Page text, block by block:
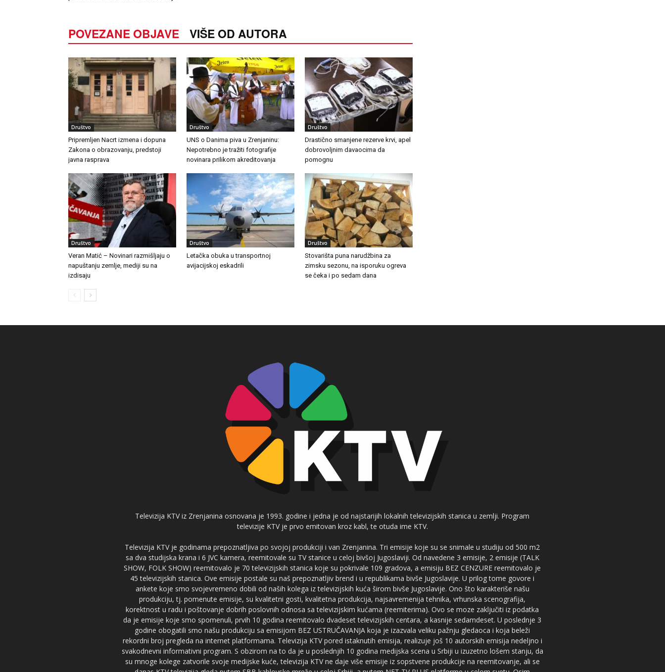
POVEZANE OBJAVE VIŠE OD AUTORA
Društvo
Pripremljen Nacrt izmena i dopuna
Zakona o obrazovanju, predstoji
javna rasprava
Društvo
UNS o Danima piva u Zrenjaninu:
Nepotrebno je tražiti fotografije
novinara prilikom akreditovanja
Društvo
Drastično smanjene rezerve krvi, apel
dobrovoljnim davaocima da
pomognu
Društvo
Veran Matić – Novinari razmišljaju o
napuštanju zemlje, mediji su na
izdisaju
Društvo
Letačka obuka u transportnoj
avijacijskoj eskadrili
Društvo
Stovarišta puna narudžbina za
zimsku sezonu, na isporuku ogreva
se čeka i po sedam dana
Televizija KTV iz Zrenjanina osnovana je 1993. godine i jedna je od najstarijih lokalnih televizijskih stanica u zemlji. Program
televizije KTV je prvo emitovan kroz kabl, te otuda ime KTV.
Televizija KTV je godinama prepoznatljiva po svojoj produkciji i van Zrenjanina. Tri emisije koje su se snimale u studiju od 500 m2
sa dva studijska krana i 6 JVC kamera, reemitovale su TV stanice u celoj bivšoj Jugoslaviji. Od navedene 3 emisije, 2 emisije (TALK
SHOW, FOLK SHOW) reemitovalo je 70 televizijskih stanica koje su pokrivale 109 gradova, a emisiju BEZ CENZURE reemitovalo je
45 televizijskih stanica. Ove emisije postale su naš prepoznatljiv brend i u republikama bivše Jugoslavije. U prilog tome govore i
ankete koje smo svojevremeno dobili od naših kolega iz televizijskih kuća širom bivše Jugoslavije. Ono što karakteriše našu
produkciju, tj. pomenute emisije, su kvalitetni gosti, kvalitetna produkcija, najsavremenija tehnika, vrhunska scenografija,
korektnost u radu i poštovanje dobrih poslovnih odnosa sa televizijskim kućama (reemiterima). Ovo se moze zaključiti iz podatka
da je emisije koje smo spomenuli, prvih 10 godina reemitovalo dvadeset televizijskih centara, a kasnije sedamdeset. U poslednje 3
godine obogatili smo našu produkciju sa emisijom BEZ USTRUČAVANJA koja je izazvala veliku pažnju gledaoca i koja beleži
rekordni broj pregleda na internet platformama. Televizija KTV pored istaknutih emisija, realizuje još 10 autorskih emisija nedeljno i
svakodnevni informativni program. S obzirom na to da je u poslednjih 10 godina medijska scena u Srbiji u izuzetno lošem stanju, da
su mnoge kolege zatvorile svoje medijske kuće, televizija KTV ne daje više emisije iz sopstvene produkcije na reemitovanje, ali se